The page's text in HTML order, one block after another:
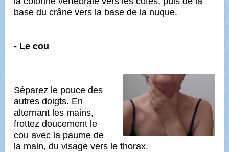
base du crâne vers la base de la nuque.
- Le cou
Séparez le pouce des
autres doigts. En
alternant les mains,
frottez doucement le
cou avec la paume de
la main, du visage vers le thorax.